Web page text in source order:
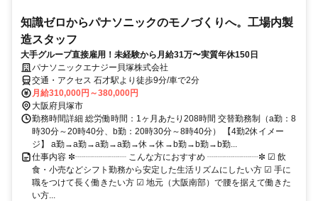
知識ゼロからパナソニックのモノづくりへ。工場内製
造スタッフ
大手グループ直接雇用！未経験から月給31万〜実質年休150日
パナソニックエナジー貝塚株式会社
交通・アクセス 石才駅より徒歩9分/車で2分
月給310,000円～380,000円
大阪府貝塚市
勤務時間詳細 総労働時間：1ヶ月あたり208時間 交替勤務制（a勤：8
時30分～20時40分、b勤：20時30分～8時40分） 【4勤2休イメー
ジ】 a勤→a勤→a勤→a勤→休→休→b勤→b勤→b勤...
仕事内容 ✼┈┈┈┈┈┈ こんな方におすすめ ┈┈┈┈┈┈✼ ☑ 飲
食・小売などシフト勤務から安定した生活リズムにしたい方 ☑ 手に
職をつけて長く働きたい方 ☑ 地元（大阪南部）で腰を据えて働きた
い方...